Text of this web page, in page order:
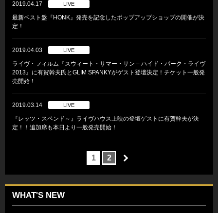
2019.04.17 LIVE
最新ベスト盤『HONK』発売を記念したポップアップショップの開催が決
定！
2019.04.03 LIVE
ライヴ・フィルム『スウィート・サマー・サン – ハイド・パーク・ライヴ
2013』に有賀幹夫氏とGLIM SPANKYがゲスト登壇決定！チケット一般発
売開始！
2019.03.14 LIVE
『レッツ・スペンド～』ライヴハウス上映の登壇ゲストに有賀幹夫が決
定！！追加席も本日より一般発売開始！
1 2
WHAT'S NEW